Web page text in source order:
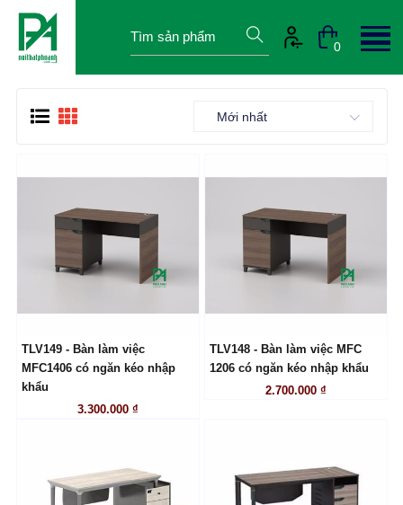
0
Mới nhất
LIÊN HỆ
TLV149 - Bàn làm việc
MFC1406 có ngăn kéo nhập
khẩu
3.300.000 ₫
LIÊN HỆ
TLV148 - Bàn làm việc MFC
1206 có ngăn kéo nhập khẩu
2.700.000 ₫